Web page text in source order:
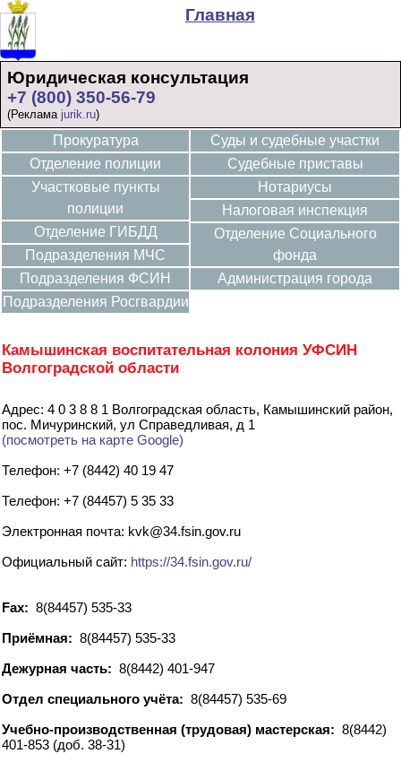
Главная
Юридическая консультация
+7 (800) 350-56-79
(Реклама jurik.ru)
Прокуратура
Отделение полиции
Участковые пункты
полиции
Отделение ГИБДД
Подразделения МЧС
Подразделения ФСИН
Подразделения Росгвардии
Суды и судебные участки
Судебные приставы
Нотариусы
Налоговая инспекция
Отделение Социального
фонда
Администрация города
Камышинская воспитательная колония УФСИН
Волгоградской области
Адрес: 4 0 3 8 8 1 Волгоградская область, Камышинский район,
пос. Мичуринский, ул Справедливая, д 1
(посмотреть на карте Google)
Телефон: +7 (8442) 40 19 47
Телефон: +7 (84457) 5 35 33
Электронная почта: kvk@34.fsin.gov.ru
Официальный сайт: https://34.fsin.gov.ru/
Fax: 8(84457) 535-33
Приёмная: 8(84457) 535-33
Дежурная часть: 8(8442) 401-947
Отдел специального учёта: 8(84457) 535-69
Учебно-производственная (трудовая) мастерская: 8(8442)
401-853 (доб. 38-31)